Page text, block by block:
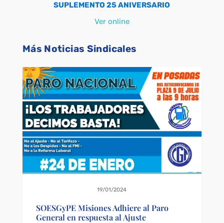
SUPLEMENTO 25 ANIVERSARIO
Ver online
Más Noticias Sindicales
19/01/2024
SOESGyPE Misiones Adhiere al Paro
General en respuesta al Ajuste